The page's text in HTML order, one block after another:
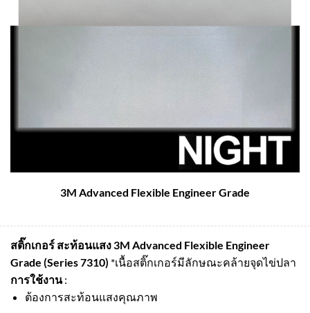
3M Advanced Flexible Engineer Grade
สติ๊กเกอร์ สะท้อนแสง 3M Advanced Flexible Engineer
Grade (Series 7310) *เนื้อสติ๊กเกอร์มีลักษณะคล้ายจุดไข่ปลา
การใช้งาน:
ต้องการสะท้อนแสงคุณภาพ